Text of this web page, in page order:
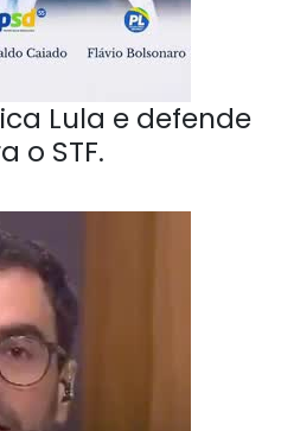
Lula e defende
o STF.